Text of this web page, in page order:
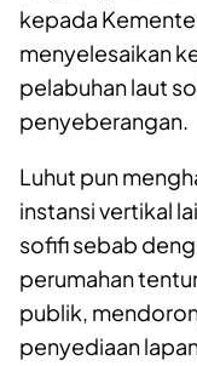
kepada
menyelesaikan
pelabuhan laut
penyeberangan.
Luhut pun
instansi vertikal
sofifi sebab
perumahan
publik,
penyediaan